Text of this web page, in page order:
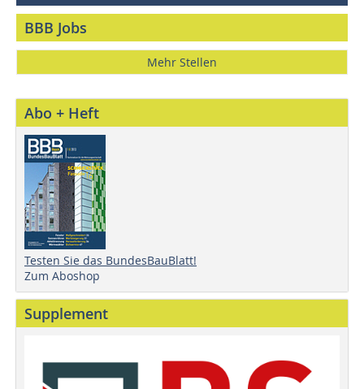
BBB Jobs
Mehr Stellen
Abo + Heft
Testen Sie das BundesBauBlatt!
Zum Aboshop
Supplement